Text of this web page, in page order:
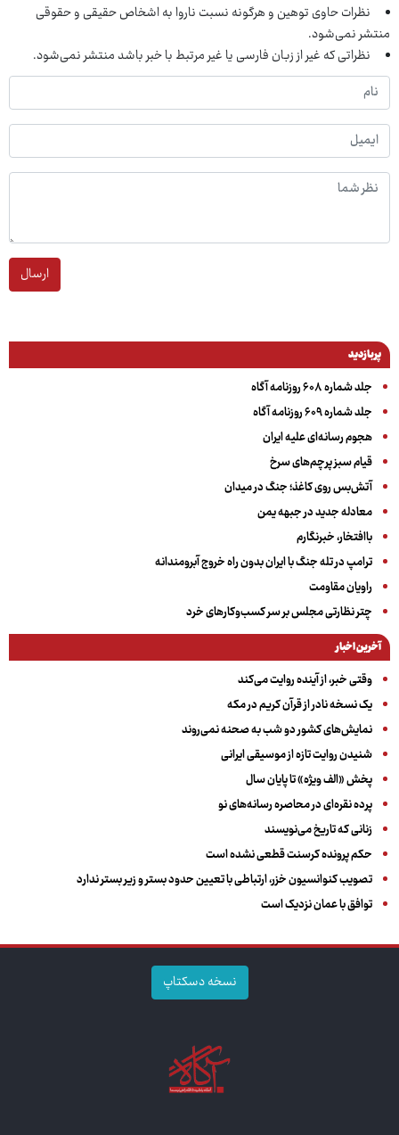
نظرات حاوی توهین و هرگونه نسبت ناروا به اشخاص حقیقی و حقوقی
منتشر نمی‌شود.
نظراتی که غیر از زبان فارسی یا غیر مرتبط با خبر باشد منتشر نمی‌شود.
ارسال
پربازدید
جلد شماره ۶۰۸ روزنامه آگاه
جلد شماره ۶۰۹ روزنامه آگاه
هجوم رسانه‌ای علیه ایران
قیام سبز پرچم‌های سرخ
آتش‌بس روی کاغذ؛ جنگ در میدان
معادله جدید در جبهه یمن
باافتخار، خبرنگارم
ترامپ در تله جنگ با ایران بدون راه خروج آبرومندانه
راویان مقاومت
چتر نظارتی مجلس بر سر کسب‌وکارهای خرد
آخرین اخبار
وقتی خبر، از آینده روایت می‌کند
یک نسخه نادر از قرآن کریم در مکه
نمایش‌های کشور دو شب به صحنه نمی‌روند
شنیدن روایت تازه از موسیقی ایرانی
پخش «الف ویژه» تا پایان سال
پرده نقره‌ای در محاصره رسانه‌های نو
زنانی که تاریخ می‌نویسند
حکم پرونده کرسنت قطعی نشده است
تصویب کنوانسیون خزر، ارتباطی با تعیین حدود بستر و زیر بستر ندارد
توافق با عمان نزدیک است
نسخه دسکتاپ